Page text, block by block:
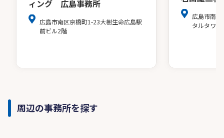
ィング 広島事務所
広島市南区京橋町1-23大樹生命広島駅
前ビル2階
広島市南
タルタワー
周辺の事務所を探す